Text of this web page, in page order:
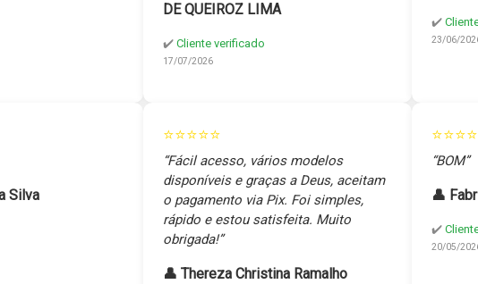
DE QUEIROZ LIMA
✔️ Cliente verificado
17/07/2026
✔️
23/06/
Silva
⭐⭐⭐⭐⭐
“Fácil acesso, vários modelos
disponíveis e graças a Deus, aceitam
o pagamento via Pix. Foi simples,
rápido e estou satisfeita. Muito
obrigada!”
👤 Thereza Christina Ramalho
“BOM”
👤
✔️
20/05/